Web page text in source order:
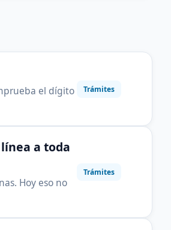
el dígito
Trámites
a toda
Hoy eso no
Trámites